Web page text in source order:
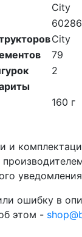
City
60286
City
79
2
160 г
и
ошибку в
этом -